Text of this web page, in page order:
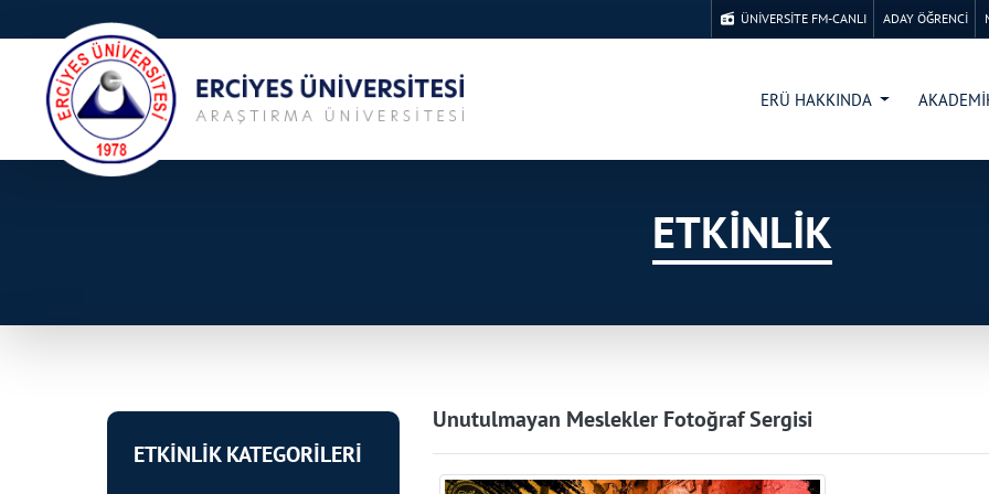
ÜNİVERSİTE FM-CANLI ADAY ÖĞRENCİ
ERÜ HAKKINDA
ETKİNLİK
ETKİNLİK KATEGORİLERİ
Unutulmayan Meslekler Fotoğraf Sergisi